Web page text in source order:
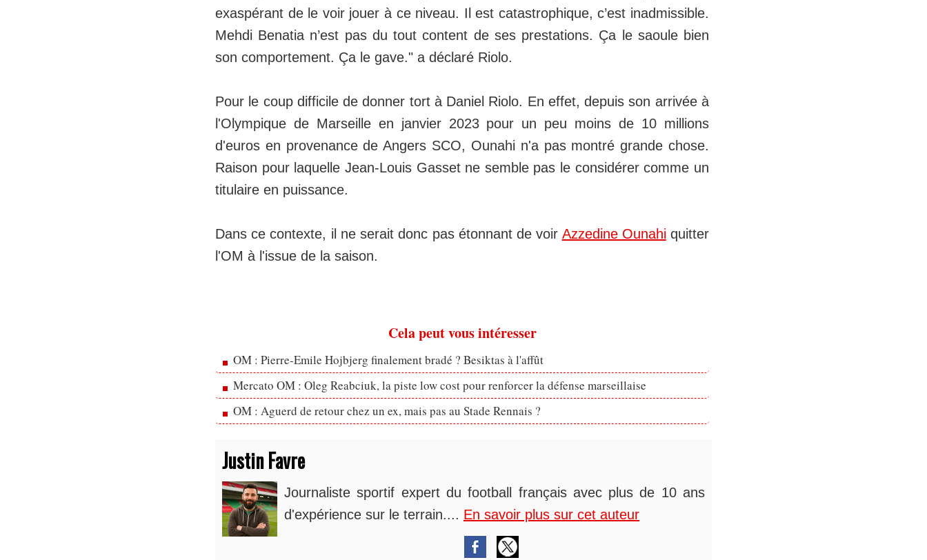
exaspérant de le voir jouer à ce niveau. Il est catastrophique, c’est inadmissible.
Mehdi Benatia n’est pas du tout content de ses prestations. Ça le saoule bien
son comportement. Ça le gave." a déclaré Riolo.
Pour le coup difficile de donner tort à Daniel Riolo. En effet, depuis son arrivée à
l'Olympique de Marseille en janvier 2023 pour un peu moins de 10 millions
d'euros en provenance de Angers SCO, Ounahi n'a pas montré grande chose.
Raison pour laquelle Jean-Louis Gasset ne semble pas le considérer comme un
titulaire en puissance.
Dans ce contexte, il ne serait donc pas étonnant de voir Azzedine Ounahiquitter
l'OM à l'issue de la saison.
Cela peut vous intéresser
OM : Pierre-Emile Hojbjerg finalement bradé ? Besiktas à l'affût
Mercato OM : Oleg Reabciuk, la piste low cost pour renforcer la défense marseillaise
OM : Aguerd de retour chez un ex, mais pas au Stade Rennais ?
Justin Favre
Journaliste sportif expert du football français avec plus de 10 ans
d'expérience sur le terrain.... En savoir plus sur cet auteur